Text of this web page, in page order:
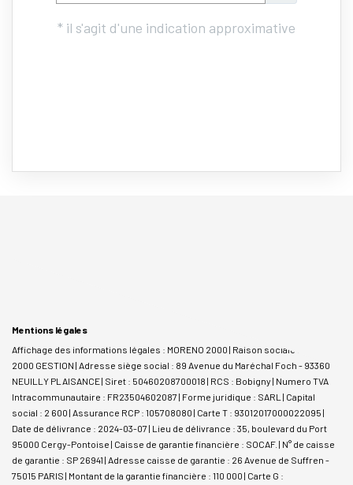
Mentions légales
Affichage des informations légales : MORENO 2000 | Raison sociale : MORENO
2000 GESTION | Adresse siège social : 89 Avenue du Maréchal Foch - 93360
NEUILLY PLAISANCE | Siret : 50460208700018 | RCS : Bobigny | Numero TVA
Intracommunautaire : FR23504602087 | Forme juridique : SARL | Capital
social : 2 600 | Assurance RCP : 105708080 | Carte T : 93012017000022095 |
Date de délivrance : 2024-03-07 | Lieu de délivrance : 35, boulevard du Port
95000 Cergy-Pontoise | Caisse de garantie financière : SOCAF. | N° de caisse
de garantie : SP 26941 | Adresse caisse de garantie : 26 Avenue de Suffren -
75015 PARIS | Montant de la garantie financière : 110 000 | Carte G :